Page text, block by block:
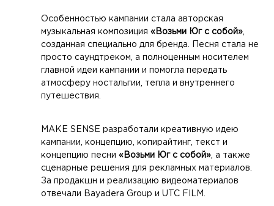
Особенностью кампании стала авторская
музыкальная композиция «Возьми Юг с собой»
созданная специально для бренда. Песня стала не
просто саундтреком, а полноценным носителем
главной идеи кампании и помогла передать
атмосферу ностальгии, тепла и внутреннего
путешествия.
MAKE SENSE разработали креативную идею
кампании, концепцию, копирайтинг, текст и
концепцию песни «Возьми Юг с собой» , а также
сценарные решения для рекламных материалов.
За продакшн и реализацию видеоматериалов
отвечали Bayadera Group и UTC FILM.